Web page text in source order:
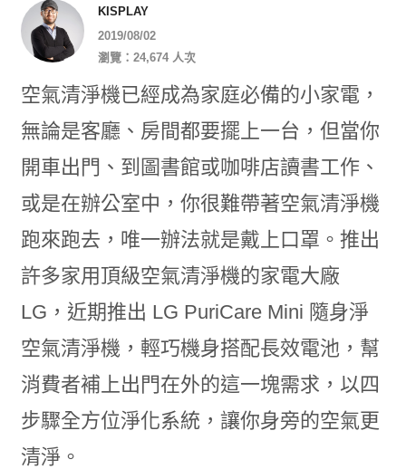
KISPLAY
2019/08/02
瀏覽：24,674 人次
空氣清淨機已經成為家庭必備的小家電，
無論是客廳、房間都要擺上一台，但當你
開車出門、到圖書館或咖啡店讀書工作、
或是在辦公室中，你很難帶著空氣清淨機
跑來跑去，唯一辦法就是戴上口罩。推出
許多家用頂級空氣清淨機的家電大廠
LG，近期推出 LG PuriCare Mini 隨身淨
空氣清淨機，輕巧機身搭配長效電池，幫
消費者補上出門在外的這一塊需求，以四
步驟全方位淨化系統，讓你身旁的空氣更
清淨。